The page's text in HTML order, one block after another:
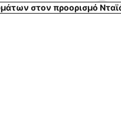
στον προορισμό